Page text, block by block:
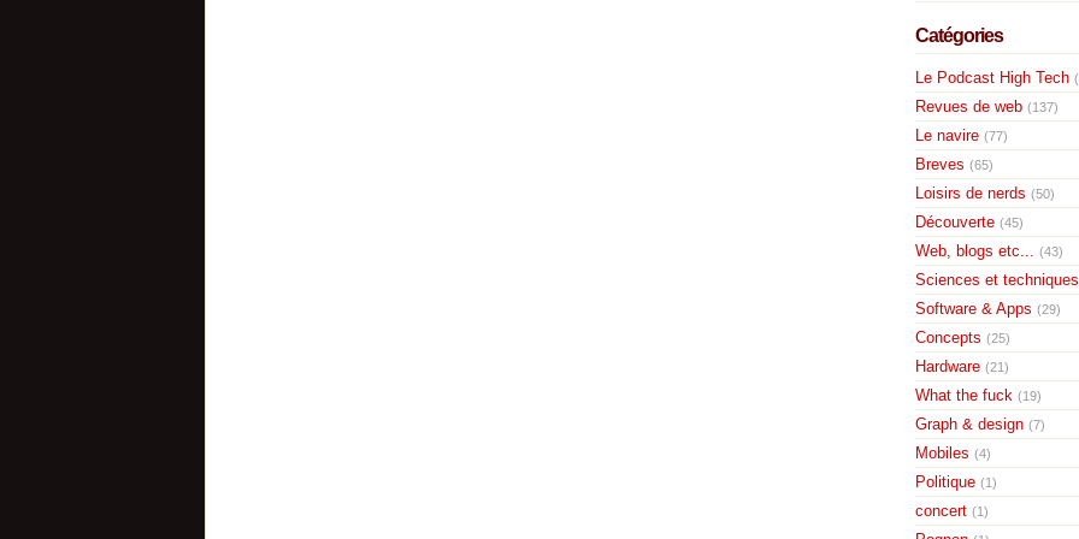
Catégories
Le Podcast High Tech
Revues de web (137)
Le navire (77)
Breves (65)
Loisirs de nerds (50)
Découverte (45)
Web, blogs etc... (43)
Sciences et techniques
Software & Apps (29)
Concepts (25)
Hardware (21)
What the fuck (19)
Graph & design (7)
Mobiles (4)
Politique (1)
concert (1)